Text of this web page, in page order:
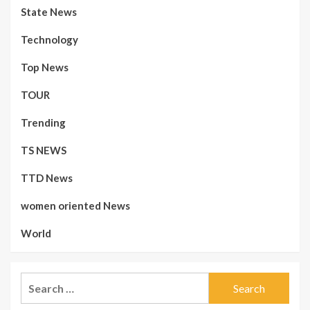
State News
Technology
Top News
TOUR
Trending
TS NEWS
TTD News
women oriented News
World